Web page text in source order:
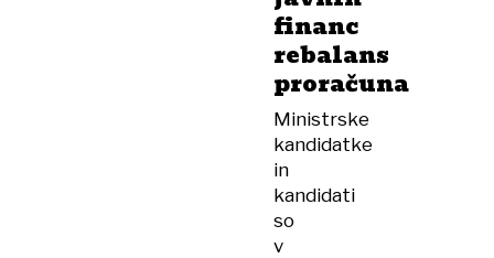
financ
rebalans
proračuna
Ministrske
kandidatke
in
kandidati
so
v